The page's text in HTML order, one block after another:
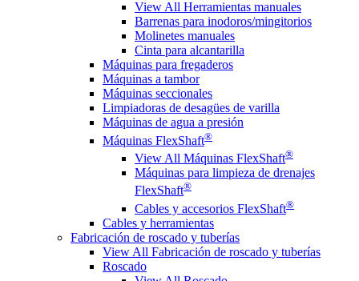
View All Herramientas manuales
Barrenas para inodoros/mingitorios
Molinetes manuales
Cinta para alcantarilla
Máquinas para fregaderos
Máquinas a tambor
Máquinas seccionales
Limpiadoras de desagües de varilla
Máquinas de agua a presión
Máquinas FlexShaft®
View All Máquinas FlexShaft®
Máquinas para limpieza de drenajes
FlexShaft®
Cables y accesorios FlexShaft®
Cables y herramientas
Fabricación de roscado y tuberías
View All Fabricación de roscado y tuberías
Roscado